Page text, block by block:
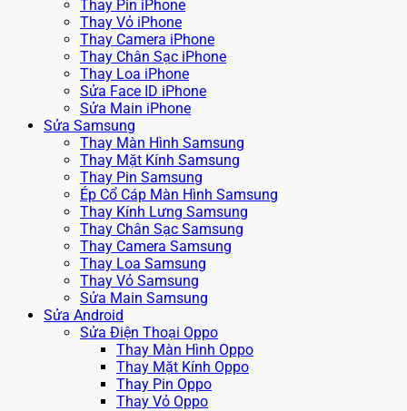
Thay Pin iPhone
Thay Vỏ iPhone
Thay Camera iPhone
Thay Chân Sạc iPhone
Thay Loa iPhone
Sửa Face ID iPhone
Sửa Main iPhone
Sửa Samsung
Thay Màn Hình Samsung
Thay Mặt Kính Samsung
Thay Pin Samsung
Ép Cổ Cáp Màn Hình Samsung
Thay Kính Lưng Samsung
Thay Chân Sạc Samsung
Thay Camera Samsung
Thay Loa Samsung
Thay Vỏ Samsung
Sửa Main Samsung
Sửa Android
Sửa Điện Thoại Oppo
Thay Màn Hình Oppo
Thay Mặt Kính Oppo
Thay Pin Oppo
Thay Vỏ Oppo